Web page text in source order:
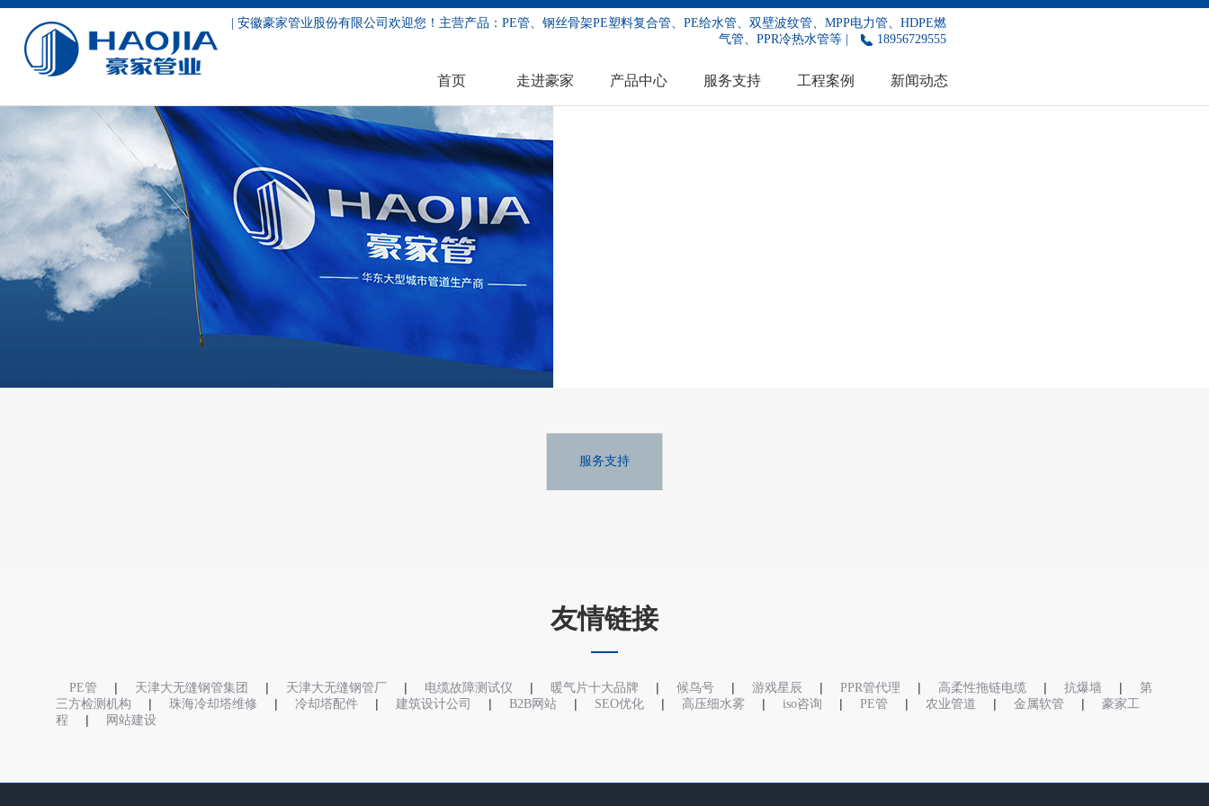
| 安徽豪家管业股份有限公司欢迎您！主营产品：PE管、钢丝骨架PE塑料复合管、PE给水管、双壁波纹管、MPP电力管、HDPE燃
气管、PPR冷热水管等 |
18956729555
首页 走进豪家 产品中心 服务支持 工程案例 新闻动态
服务支持
服务支持
友情链接
PE管 | 天津大无缝钢管集团 | 天津大无缝钢管厂 | 电缆故障测试仪 | 暖气片十大品牌 | 候鸟号 | 游戏星辰 | PPR管代理 | 高柔性拖链电缆 | 抗爆墙 |
第
三方检测机构
| 珠海冷却塔维修 | 冷却塔配件 | 建筑设计公司 | B2B网站 | SEO优化 | 高压细水雾 | iso咨询 | PE管 | 农业管道 | 金属软管 |
豪家工
程
| 网站建设